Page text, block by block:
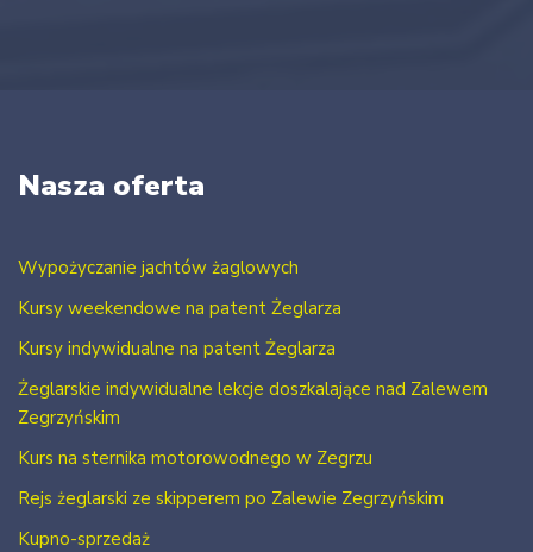
Nasza oferta
Wypożyczanie jachtów żaglowych
Kursy weekendowe na patent Żeglarza
Kursy indywidualne na patent Żeglarza
Żeglarskie indywidualne lekcje doszkalające nad Zalewem
Zegrzyńskim
Kurs na sternika motorowodnego w Zegrzu
Rejs żeglarski ze skipperem po Zalewie Zegrzyńskim
Kupno-sprzedaż